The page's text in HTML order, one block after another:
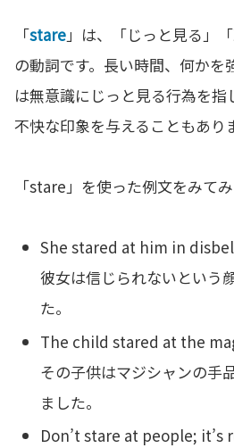
「stare」は、「じっと見る」
の動詞です。長い時間、何かを
は無意識にじっと見る行為を指
不快な印象を与えることもあり
「stare」を使った例文をみてみ
She stared at him in
彼女は信じられないという
た。
The child stared at the
その子供はマジシャンの手
ました。
Don’t stare at people; it’s